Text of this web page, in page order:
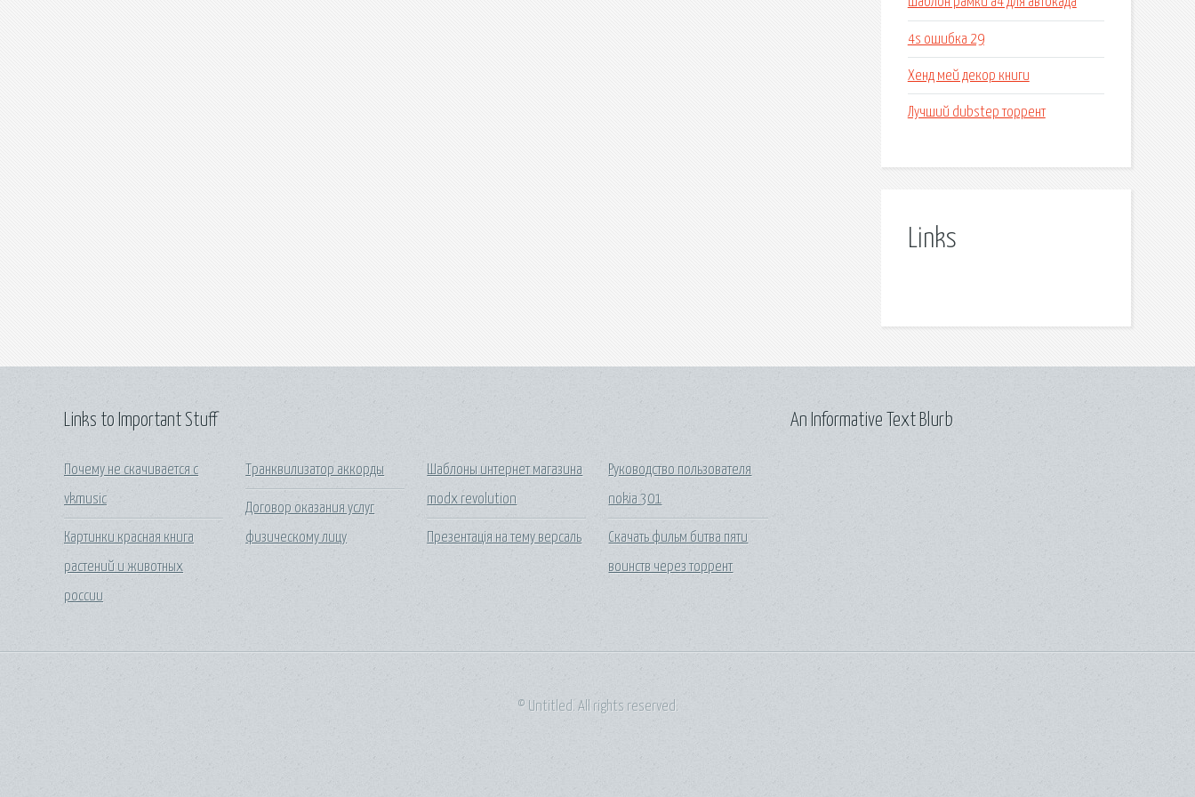
4s ошибка 29
Хенд мей декор книги
Лучший dubstep торрент
Links
Links to Important Stuff
Почему не скачивается с
vkmusic
Картинки красная книга
растений и животных
россии
Транквилизатор аккорды
Договор оказания услуг
физическому лицу
Шаблоны интернет магазина
modx revolution
Презентація на тему версаль
Руководство пользователя
nokia 301
Скачать фильм битва пяти
воинств через торрент
An Informative Text Blurb
© Untitled. All rights reserved.